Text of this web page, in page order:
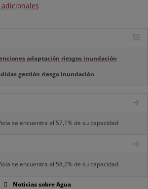
adaptación riesgos inundación
gestión riesgo inundación
se encuentra al 57,1% de su capacidad
se encuentra al 58,2% de su capacidad
Noticias sobre Agua